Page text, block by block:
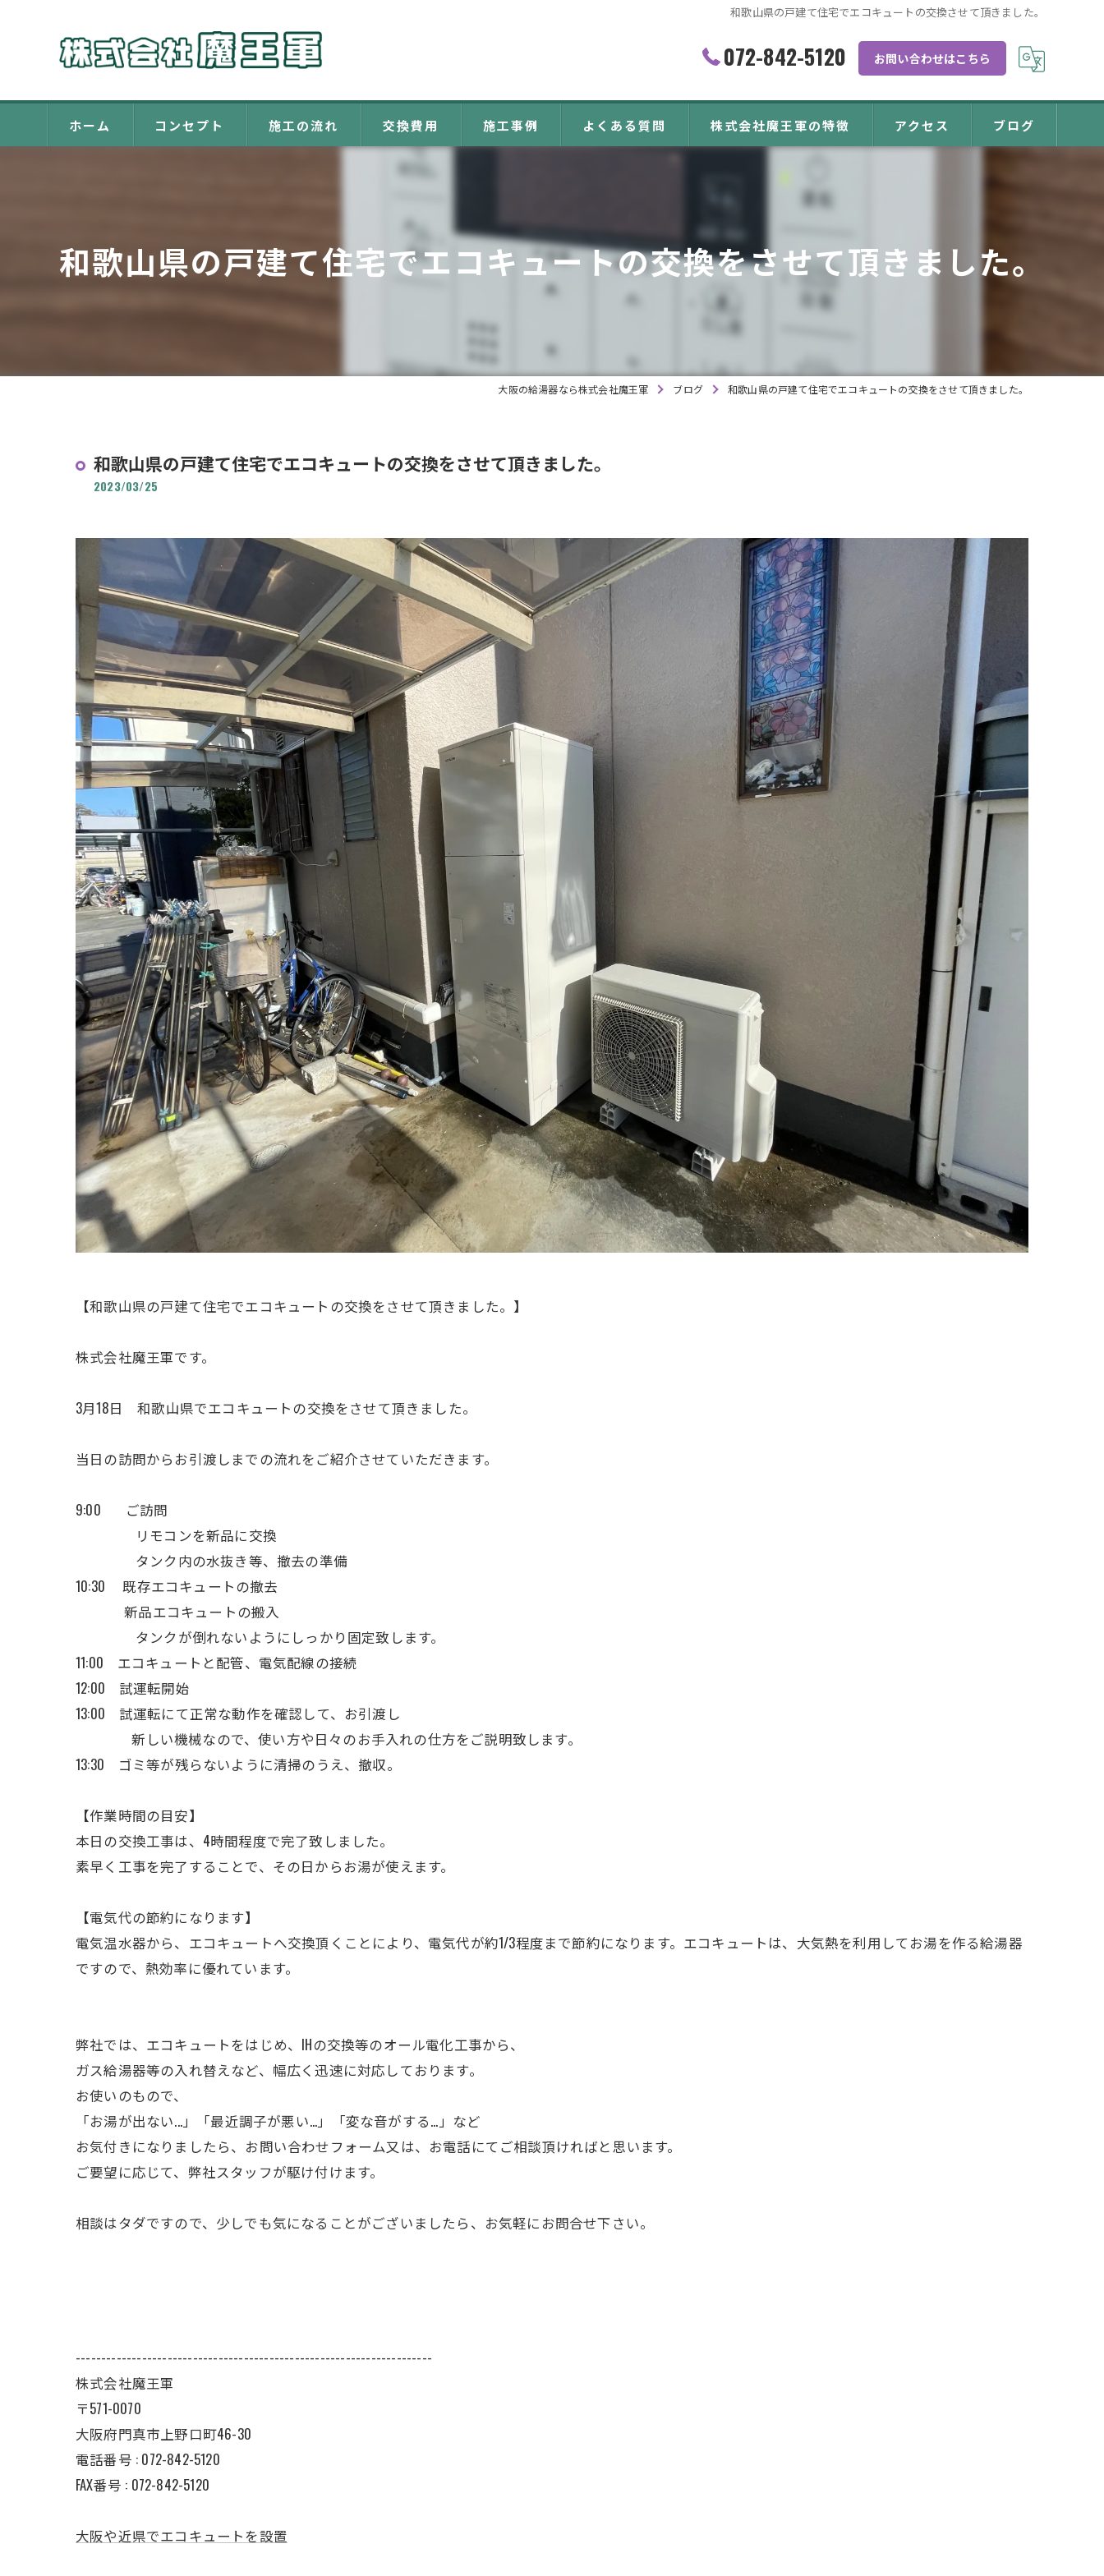
和歌山県の戸建て住宅でエコキュートの交換させて頂きました。
072-842-5120 お問い合わせはこちら
ホーム コンセプト 施工の流れ 交換費用 施工事例 よくある質問 株式会社魔王軍の特徴
交換
水漏れ
電気温水器
アクセス ブログ
和歌山県の戸建て住宅でエコキュートの交換をさせて頂きました。
大阪の給湯器なら株式会社魔王軍 ブログ 和歌山県の戸建て住宅でエコキュートの交換をさせて頂きました。
和歌山県の戸建て住宅でエコキュートの交換をさせて頂きました。
2023/03/25
【和歌山県の戸建て住宅でエコキュートの交換をさせて頂きました。】
株式会社魔王軍です。
3月18日 和歌山県でエコキュートの交換をさせて頂きました。
当日の訪問からお引渡しまでの流れをご紹介させていただきます。
9:00 ご訪問
リモコンを新品に交換
タンク内の水抜き等、撤去の準備
10:30 既存エコキュートの撤去
新品エコキュートの搬入
タンクが倒れないようにしっかり固定致します。
11:00 エコキュートと配管、電気配線の接続
12:00 試運転開始
13:00 試運転にて正常な動作を確認して、お引渡し
新しい機械なので、使い方や日々のお手入れの仕方をご説明致します。
13:30 ゴミ等が残らないように清掃のうえ、撤収。
【作業時間の目安】
本日の交換工事は、4時間程度で完了致しました。
素早く工事を完了することで、その日からお湯が使えます。
【電気代の節約になります】
電気温水器から、エコキュートへ交換頂くことにより、電気代が約1/3程度まで節約になります。エコキュートは、大気熱を利用してお湯を作る給湯器
ですので、熱効率に優れています。
弊社では、エコキュートをはじめ、IHの交換等のオール電化工事から、
ガス給湯器等の入れ替えなど、幅広く迅速に対応しております。
お使いのもので、
「お湯が出ない...」「最近調子が悪い...」「変な音がする...」など
お気付きになりましたら、お問い合わせフォーム又は、お電話にてご相談頂ければと思います。
ご要望に応じて、弊社スタッフが駆け付けます。
相談はタダですので、少しでも気になることがございましたら、お気軽にお問合せ下さい。
----------------------------------------------------------------------
株式会社魔王軍
〒571-0070
大阪府門真市上野口町46-30
電話番号 : 072-842-5120
FAX番号 : 072-842-5120
大阪や近県でエコキュートを設置